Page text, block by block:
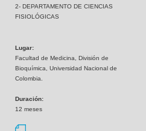
2- DEPARTAMENTO DE CIENCIAS
FISIOLÓGICAS
Lugar:
Facultad de Medicina, División de
Bioquímica, Universidad Nacional de
Colombia.
Duración:
12 meses